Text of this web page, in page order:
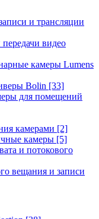
и трансляции
видео
камеры Lumens
Bolin [33]
для помещений
камерами [2]
камеры [5]
и потокового
вещания и записи